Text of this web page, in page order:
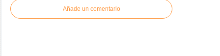
Añade un comentario